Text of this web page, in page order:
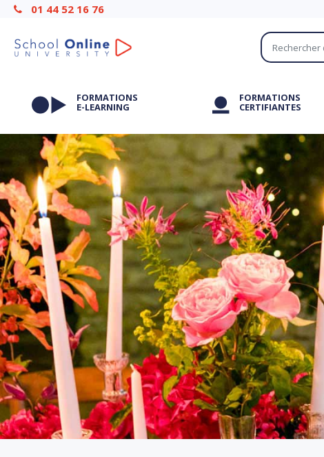
01 44 52 16 76
FORMATIONS
E-LEARNING
FORMATIONS
CERTIFIANTES